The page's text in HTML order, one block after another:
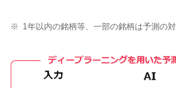
※ 1年以内の銘柄等、一部の銘柄は予測の